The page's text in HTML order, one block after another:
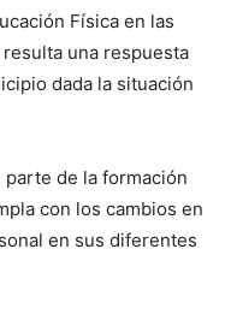
Física en las
resulta una respuesta
dada la situación
parte de la formación
con los cambios en
en sus diferentes